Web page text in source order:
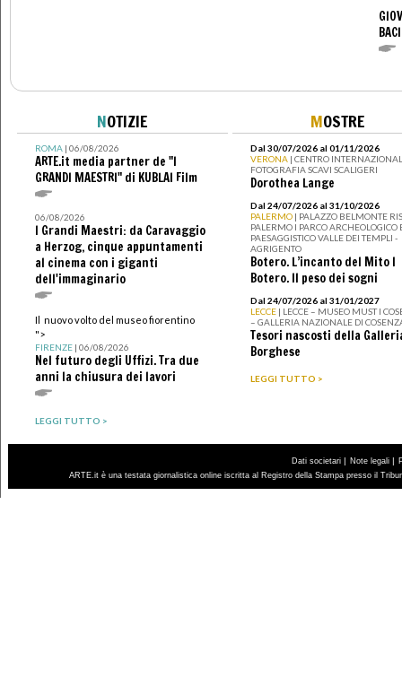
NOTIZIE
ROMA| 06/08/2026
ARTE.it media partner de "I
GRANDI MAESTRI" di KUBLAI Film
06/08/2026
I Grandi Maestri: da Caravaggio
a Herzog, cinque appuntamenti
al cinema con i giganti
dell'immaginario
Il nuovo volto del museo fiorentino
">
FIRENZE| 06/08/2026
Nel futuro degli Uffizi. Tra due
anni la chiusura dei lavori
LEGGI TUTTO >
MOSTRE
Dal 30/07/2026 al 01/11/2026
VERONA | CENTRO
FOTOGRAFIA SCAVI SCALIGERI
Dorothea Lange
Dal 24/07/2026 al 31/10/2026
PALERMO | PALAZZO BELMONTE
PALERMO I PARCO ARCHEOLOGICO
PAESAGGISTICO VALLE DEI TEMPLI -
AGRIGENTO
Botero. L’incanto del Mito I
Botero. Il peso dei sogni
Dal 24/07/2026 al 31/01/2027
LECCE | LECCE – MUSEO MUST I
– GALLERIA NAZIONALE DI
Tesori nascosti della
Borghese
LEGGI TUTTO >
Dati societari | Note legali |
ARTE.it è una testata giornalistica online iscritta al Registro della Stampa presso il